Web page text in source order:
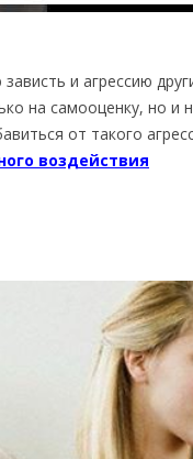
и агрессию
на самооценку, но и
от такого
воздействия